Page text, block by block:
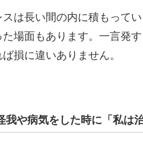
スは長い間の内に積もって
た場面もあります。一言発
損に違いありません。
我や病気をした時に「私は